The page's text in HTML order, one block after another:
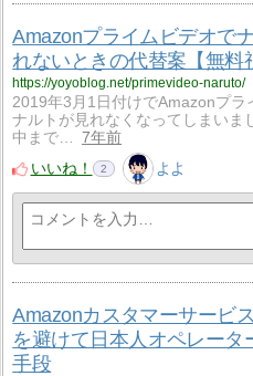
Amazonプライムビデオで
れないときの代替案【無料
https://yoyoblog.net/primevideo-naruto/
2019年3月1日付けでAmazonプラ
ナルトが見れなくなってしまいま
中まで…
7年前
いいね！
2 よよ
Amazonカスタマーサービ
を避けて日本人オペレータ
手段